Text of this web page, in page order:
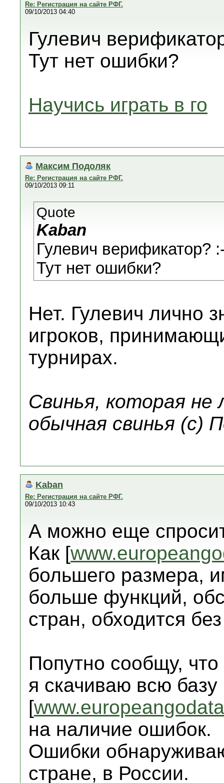
Re: Регистрация на сайте РФГ.
09/10/2013 04:40
Гулевич
Тут нет ошибки?
Научись играть в го
Максим Подоляк
Re: Регистрация на сайте РФГ.
09/10/2013 09:11
Quote
Kaban
Гулевич верификатор?
Тут нет ошибки?
Нет. Гулевич лично
игроков,
турнирах.
Свинья, которая
обычная свинья (с)
Kaban
Re: Регистрация на сайте РФГ.
09/10/2013 10:43
А можно еще
Как [
большего размера,
больше функций,
стран, обходится
Попутно сообщу, что
я скачиваю всю базу
[
на наличие ошибок.
Ошибки
стране, в России.